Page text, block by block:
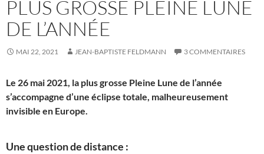
PLUS GROSSE PLEINE LUNE
DE L’ANNÉE
MAI 22, 2021 JEAN-BAPTISTE FELDMANN 3 COMMENTAIRES
Le 26 mai 2021, la plus grosse Pleine Lune de l’année
s’accompagne d’une éclipse totale, malheureusement
invisible en Europe.
Une question de distance :